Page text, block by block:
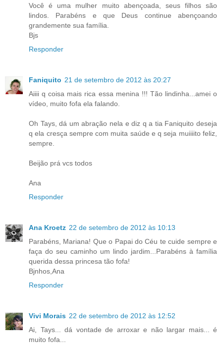
Você é uma mulher muito abençoada, seus filhos são
lindos. Parabéns e que Deus continue abençoando
grandemente sua família.
Bjs
Responder
Faniquito 21 de setembro de 2012 às 20:27
Aiiii q coisa mais rica essa menina !!! Tão lindinha...amei o
vídeo, muito fofa ela falando.
Oh Tays, dá um abração nela e diz q a tia Faniquito deseja
q ela cresça sempre com muita saúde e q seja muiiiito feliz,
sempre.
Beijão prá vcs todos
Ana
Responder
Ana Kroetz 22 de setembro de 2012 às 10:13
Parabéns, Mariana! Que o Papai do Céu te cuide sempre e
faça do seu caminho um lindo jardim...Parabéns à família
querida dessa princesa tão fofa!
Bjnhos,Ana
Responder
Vivi Morais 22 de setembro de 2012 às 12:52
Ai, Tays... dá vontade de arroxar e não largar mais... é
muito fofa...